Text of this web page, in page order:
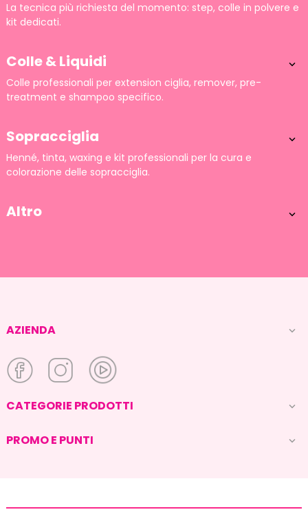
La tecnica più richiesta del momento: step, colle in polvere e
kit dedicati.
Colle & Liquidi 
Colle professionali per extension ciglia, remover, pre-
treatment e shampoo specifico.
Sopracciglia 
Henné, tinta, waxing e kit professionali per la cura e
colorazione delle sopracciglia.
Altro 
AZIENDA 
CATEGORIE PRODOTTI 
PROMO E PUNTI 